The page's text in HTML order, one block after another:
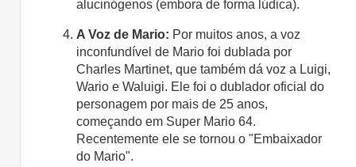
alucinógenos (embora de forma lúdica).
A Voz de Mario: Por muitos anos, a voz
inconfundível de Mario foi dublada por
Charles Martinet, que também dá voz a Luigi,
Wario e Waluigi. Ele foi o dublador oficial do
personagem por mais de 25 anos,
começando em Super Mario 64.
Recentemente ele se tornou o "Embaixador
do Mario".